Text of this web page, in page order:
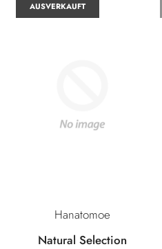
Hanatomoe
Natural Selection
AUSVERKAUFT